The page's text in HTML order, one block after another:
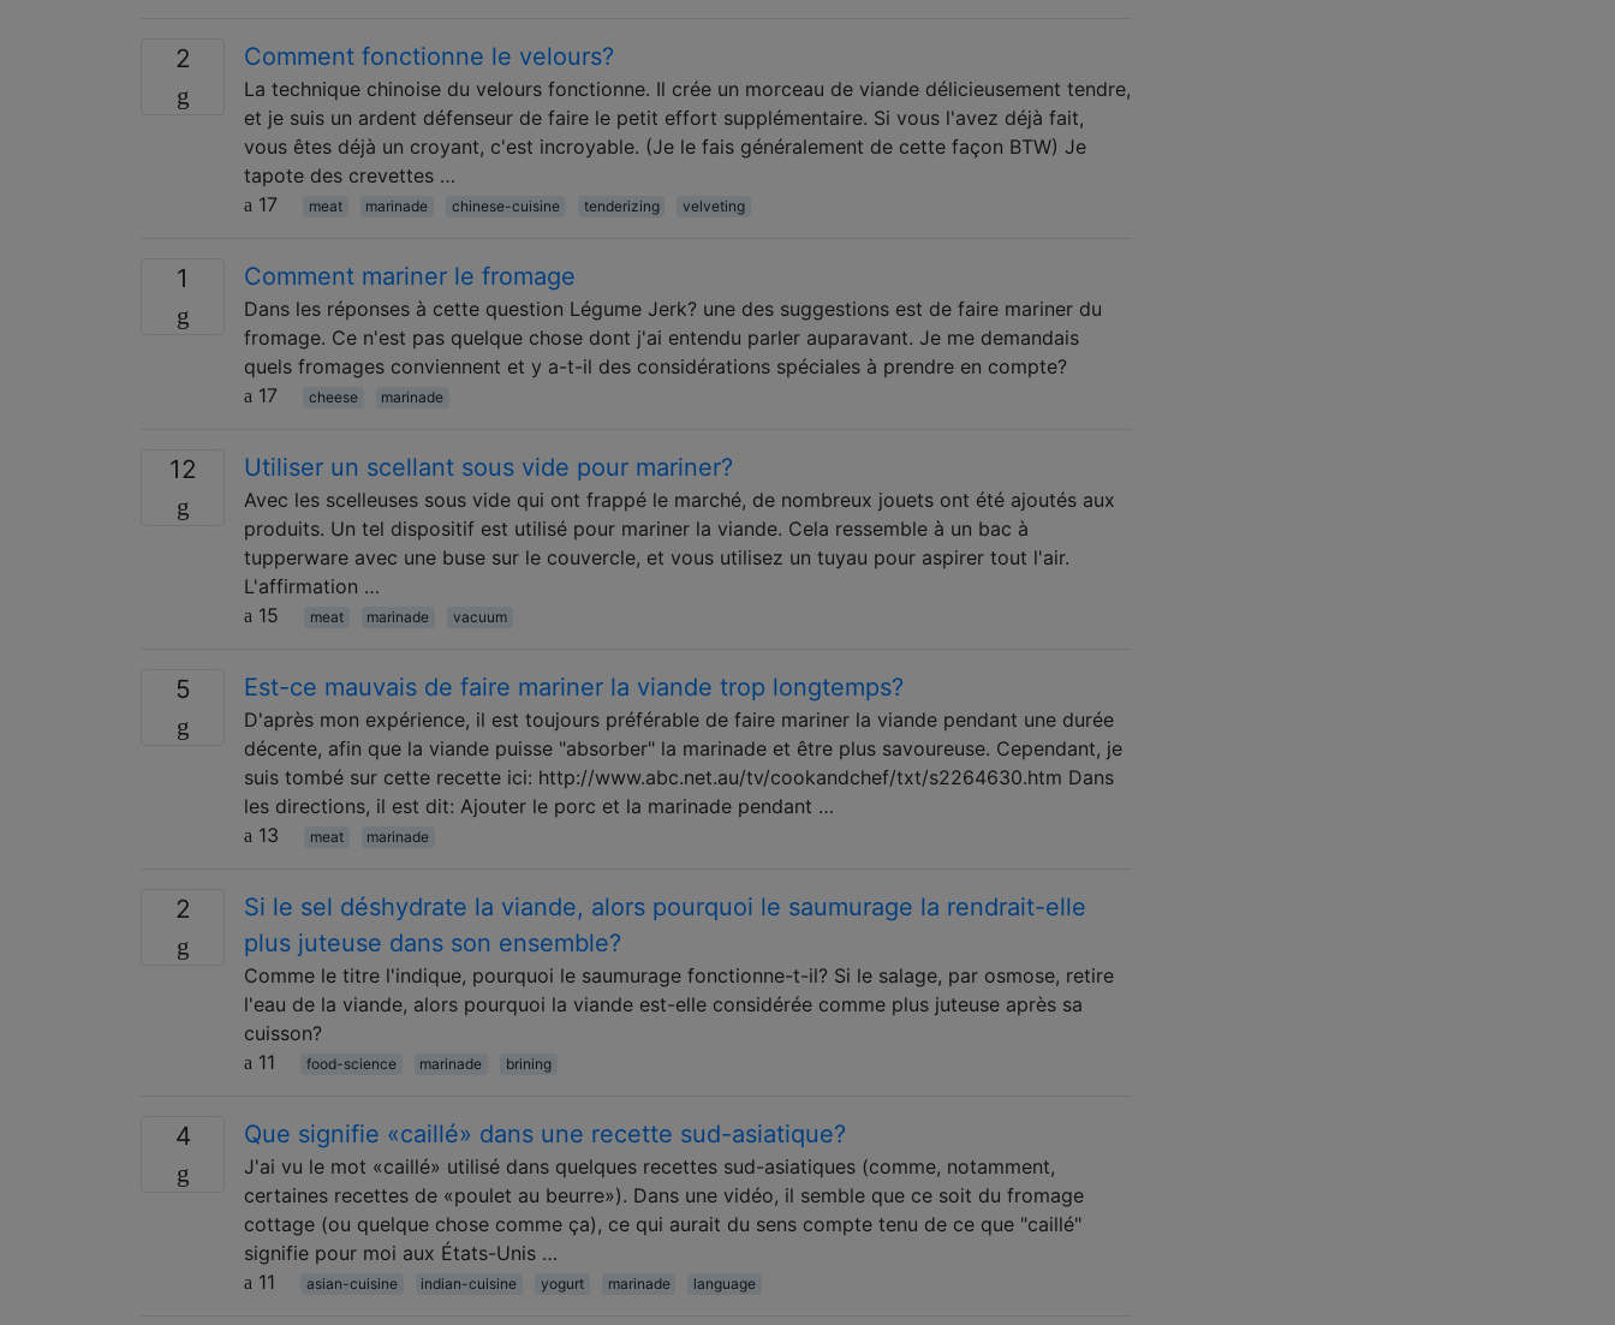
2 Comment fonctionne le velours?
La technique chinoise du velours fonctionne. Il crée un morceau de viande délicieusement tendre,
et je suis un ardent défenseur de faire le petit effort supplémentaire. Si vous l'avez déjà fait,
vous êtes déjà un croyant, c'est incroyable. (Je le fais généralement de cette façon BTW) Je
tapote des crevettes …
17
meat marinade chinese-cuisine tenderizing velveting
1 Comment mariner le fromage
Dans les réponses à cette question Légume Jerk? une des suggestions est de faire mariner du
fromage. Ce n'est pas quelque chose dont j'ai entendu parler auparavant. Je me demandais
quels fromages conviennent et y a-t-il des considérations spéciales à prendre en compte?
17
cheese marinade
12 Utiliser un scellant sous vide pour mariner?
Avec les scelleuses sous vide qui ont frappé le marché, de nombreux jouets ont été ajoutés aux
produits. Un tel dispositif est utilisé pour mariner la viande. Cela ressemble à un bac à
tupperware avec une buse sur le couvercle, et vous utilisez un tuyau pour aspirer tout l'air.
L'affirmation …
15
meat marinade vacuum
5 Est-ce mauvais de faire mariner la viande trop longtemps?
D'après mon expérience, il est toujours préférable de faire mariner la viande pendant une durée
décente, afin que la viande puisse "absorber" la marinade et être plus savoureuse. Cependant, je
suis tombé sur cette recette ici: http://www.abc.net.au/tv/cookandchef/txt/s2264630.htm Dans
les directions, il est dit: Ajouter le porc et la marinade pendant …
13
meat marinade
2
Si le sel déshydrate la viande, alors pourquoi le saumurage la rendrait-elle
plus juteuse dans son ensemble?
Comme le titre l'indique, pourquoi le saumurage fonctionne-t-il? Si le salage, par osmose, retire
l'eau de la viande, alors pourquoi la viande est-elle considérée comme plus juteuse après sa
cuisson?
11
food-science marinade brining
4 Que signifie «caillé» dans une recette sud-asiatique?
J'ai vu le mot «caillé» utilisé dans quelques recettes sud-asiatiques (comme, notamment,
certaines recettes de «poulet au beurre»). Dans une vidéo, il semble que ce soit du fromage
cottage (ou quelque chose comme ça), ce qui aurait du sens compte tenu de ce que "caillé"
signifie pour moi aux États-Unis …
11
asian-cuisine indian-cuisine yogurt marinade language